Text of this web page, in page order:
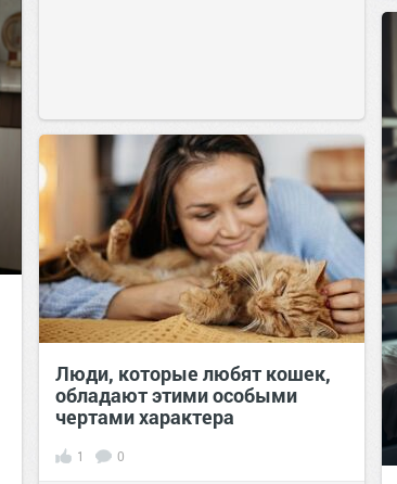
Люди, которые любят кошек,
обладают этими особыми
чертами характера
1 0